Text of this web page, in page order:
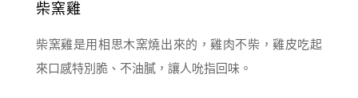
柴窯雞
柴窯雞是用相思木窯燒出來的，雞肉不柴，雞皮吃起
來口感特別脆、不油膩，讓人吮指回味。